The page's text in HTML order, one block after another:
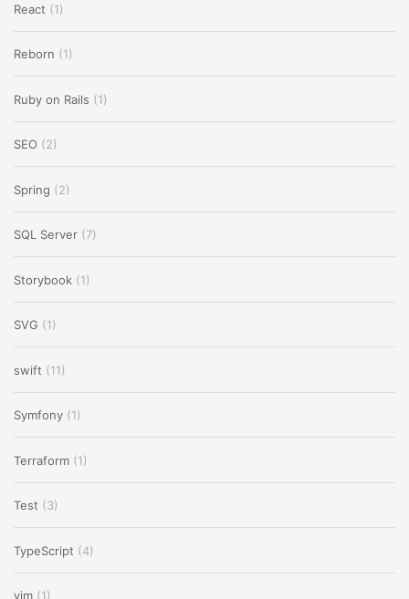
React (1)
Reborn (1)
Ruby on Rails (1)
SEO (2)
Spring (2)
SQL Server (7)
Storybook (1)
SVG (1)
swift (11)
Symfony (1)
Terraform (1)
Test (3)
TypeScript (4)
vim (1)